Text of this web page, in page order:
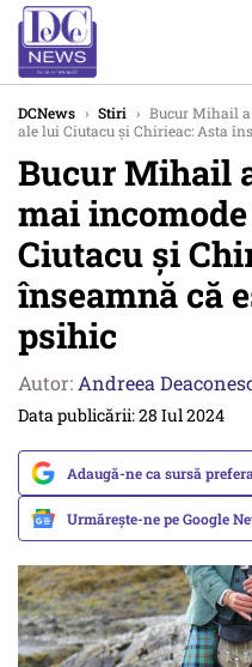
DCNews › Stiri › Bucur Mihail
ale lui Ciutacu și Chirieac: Asta
Bucur Mihail
mai
Ciutacu și
înseamnă că
psihic
Autor: Andreea
Data publicării: 28 Iul 2024
Adaugă-ne ca sursă
Urmărește-ne pe Google